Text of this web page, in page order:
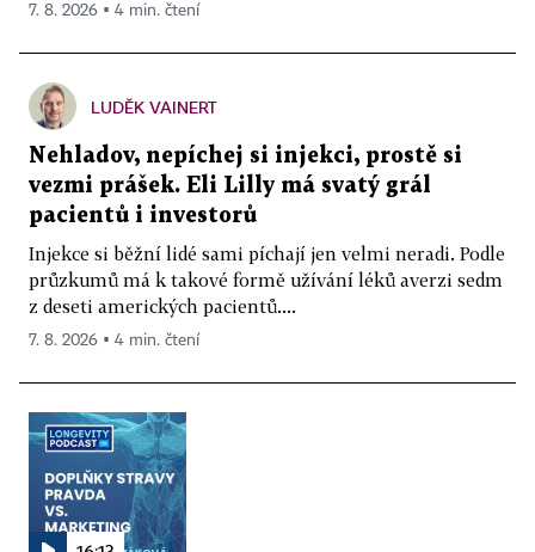
7. 8. 2026 ▪ 4 min. čtení
LUDĚK VAINERT
Nehladov, nepíchej si injekci, prostě si
vezmi prášek. Eli Lilly má svatý grál
pacientů i investorů
Injekce si běžní lidé sami píchají jen velmi neradi. Podle
průzkumů má k takové formě užívání léků averzi sedm
z deseti amerických pacientů....
7. 8. 2026 ▪ 4 min. čtení